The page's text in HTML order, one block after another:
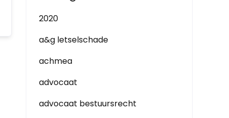
2020
a&g letselschade
achmea
advocaat
advocaat bestuursrecht